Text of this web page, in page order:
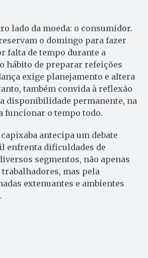
lado da moeda: o consumidor.
o domingo para fazer
falta de tempo durante a
hábito de preparar refeições
exige planejamento e altera
também convida à reflexão
disponibilidade permanente, na
funcionar o tempo todo.
antecipa um debate
enfrenta dificuldades de
segmentos, não apenas
trabalhadores, mas pela
extenuantes e ambientes